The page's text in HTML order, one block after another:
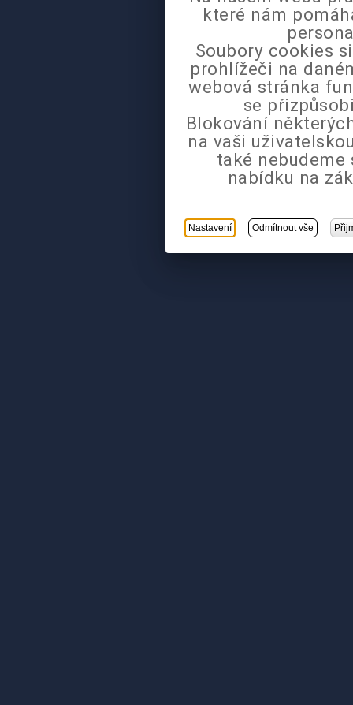
které nám
Soubory cookies
prohlížeči na
webová stránka
se
Blokování
na vaši
také
nabídku na
Nastavení Odmítnout vše